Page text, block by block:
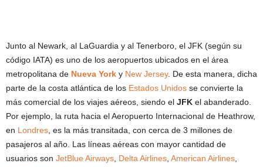
Junto al Newark, al LaGuardia y al Tenerboro, el JFK (según su
código IATA) es uno de los aeropuertos ubicados en el área
metropolitana de Nueva York y New Jersey. De esta manera, dicha
parte de la costa atlántica de los Estados Unidos se convierte la
más comercial de los viajes aéreos, siendo el JFK el abanderado.
Por ejemplo, la ruta hacia el Aeropuerto Internacional de Heathrow,
en Londres, es la más transitada, con cerca de 3 millones de
pasajeros al año. Las líneas aéreas con mayor cantidad de
usuarios son JetBlue Airways, Delta Airlines, American Airlines,